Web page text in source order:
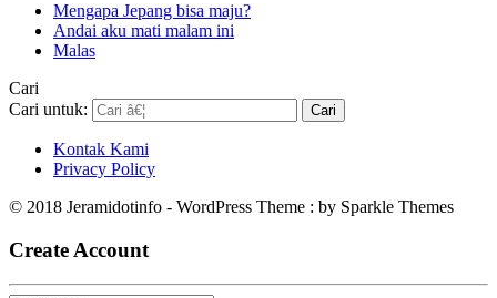
Mengapa Jepang bisa maju?
Andai aku mati malam ini
Malas
Cari
Cari untuk:
Kontak Kami
Privacy Policy
© 2018 Jeramidotinfo - WordPress Theme : by Sparkle Themes
Create Account